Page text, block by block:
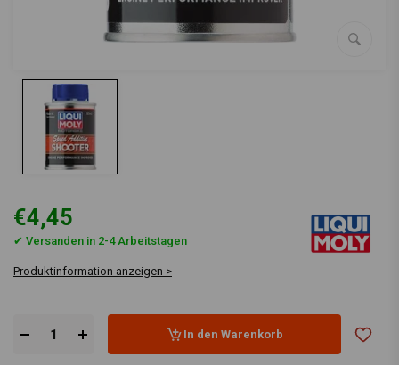
€4,45
✔ Versanden in 2-4 Arbeitstagen
Produktinformation anzeigen >
In den Warenkorb